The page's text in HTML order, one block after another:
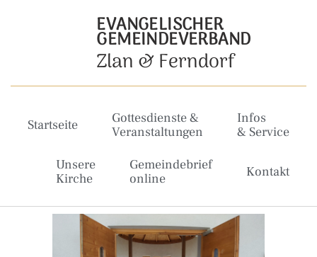
EVANGELISCHER
GEMEINDEVERBAND
Zlan & Ferndorf
Startseite
Gottesdienste &
Veranstaltungen
Infos
& Service
Unsere
Kirche
Gemeindebrief
online
Kontakt